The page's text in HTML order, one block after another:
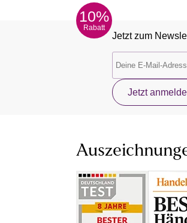
10%
Rabatt
Jetzt zum
Jetzt